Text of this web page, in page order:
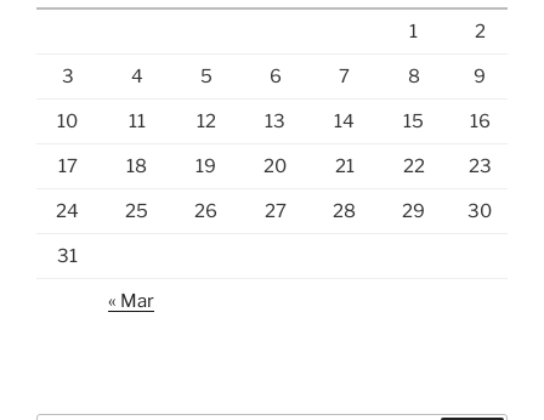
1 2
3 4 5 6 7 8 9
10 11 12 13 14 15 16
17 18 19 20 21 22 23
24 25 26 27 28 29 30
31
« Mar